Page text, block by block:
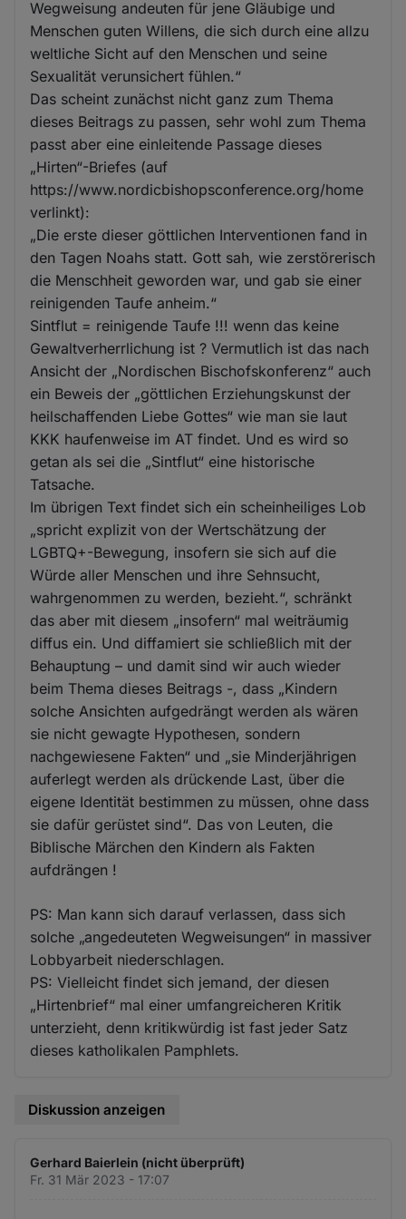
Wegweisung andeuten für jene Gläubige und
Menschen guten Willens, die sich durch eine allzu
weltliche Sicht auf den Menschen und seine
Sexualität verunsichert fühlen.“
Das scheint zunächst nicht ganz zum Thema
dieses Beitrags zu passen, sehr wohl zum Thema
passt aber eine einleitende Passage dieses
„Hirten“-Briefes (auf
https://www.nordicbishopsconference.org/home
verlinkt):
„Die erste dieser göttlichen Interventionen fand in
den Tagen Noahs statt. Gott sah, wie zerstörerisch
die Menschheit geworden war, und gab sie einer
reinigenden Taufe anheim.“
Sintflut = reinigende Taufe !!! wenn das keine
Gewaltverherrlichung ist ? Vermutlich ist das nach
Ansicht der „Nordischen Bischofskonferenz“ auch
ein Beweis der „göttlichen Erziehungskunst der
heilschaffenden Liebe Gottes“ wie man sie laut
KKK haufenweise im AT findet. Und es wird so
getan als sei die „Sintflut“ eine historische
Tatsache.
Im übrigen Text findet sich ein scheinheiliges Lob
„spricht explizit von der Wertschätzung der
LGBTQ+-Bewegung, insofern sie sich auf die
Würde aller Menschen und ihre Sehnsucht,
wahrgenommen zu werden, bezieht.“, schränkt
das aber mit diesem „insofern“ mal weiträumig
diffus ein. Und diffamiert sie schließlich mit der
Behauptung – und damit sind wir auch wieder
beim Thema dieses Beitrags -, dass „Kindern
solche Ansichten aufgedrängt werden als wären
sie nicht gewagte Hypothesen, sondern
nachgewiesene Fakten“ und „sie Minderjährigen
auferlegt werden als drückende Last, über die
eigene Identität bestimmen zu müssen, ohne dass
sie dafür gerüstet sind“. Das von Leuten, die
Biblische Märchen den Kindern als Fakten
aufdrängen !
PS: Man kann sich darauf verlassen, dass sich
solche „angedeuteten Wegweisungen“ in massiver
Lobbyarbeit niederschlagen.
PS: Vielleicht findet sich jemand, der diesen
„Hirtenbrief“ mal einer umfangreicheren Kritik
unterzieht, denn kritikwürdig ist fast jeder Satz
dieses katholikalen Pamphlets.
Diskussion anzeigen
Gerhard Baierlein (nicht überprüft)
Fr. 31 Mär 2023 - 17:07